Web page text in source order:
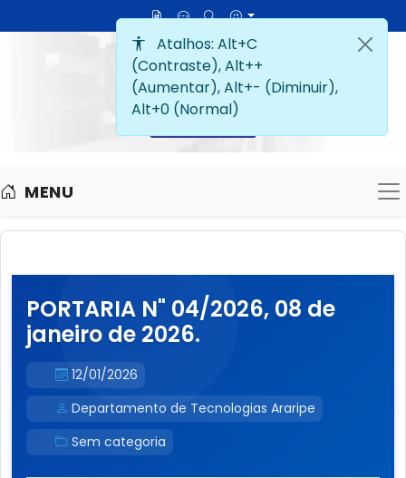
MENU
PORTARIA N" 04/2026, 08 de
janeiro de 2026.
12/01/2026
Departamento de Tecnologias Araripe
Sem categoria